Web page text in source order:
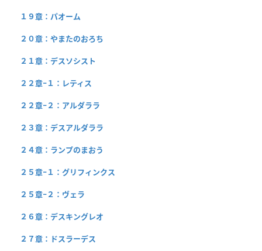
１９章：パオーム
２０章：やまたのおろち
２１章：デスソシスト
２２章−１：レティス
２２章−２：アルダララ
２３章：デスアルダララ
２４章：ランプのまおう
２５章−１：グリフィンクス
２５章−２：ヴェラ
２６章：デスキングレオ
２７章：ドスラーデス